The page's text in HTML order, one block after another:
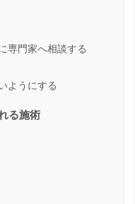
専門家へ相談する
ようにする
る施術